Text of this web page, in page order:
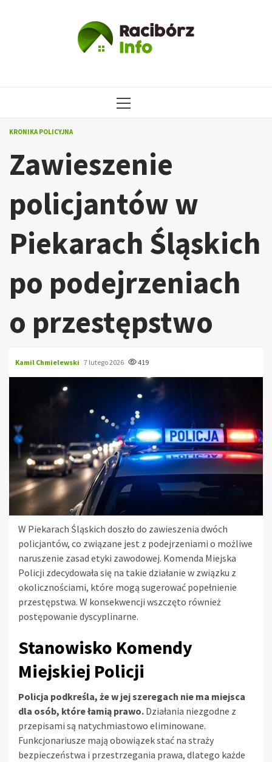
MENU
KRONIKA POLICYJNA
Zawieszenie
policjantów w
Piekarach Śląskich
po podejrzeniach
o przestępstwo
Kamil Chmielewski 7 lutego 2026 419
W Piekarach Śląskich doszło do zawieszenia dwóch
policjantów, co związane jest z podejrzeniami o możliwe
naruszenie zasad etyki zawodowej. Komenda Miejska
Policji zdecydowała się na takie działanie w związku z
okolicznościami, które mogą sugerować popełnienie
przestępstwa. W konsekwencji wszczęto również
postępowanie dyscyplinarne.
Stanowisko Komendy
Miejskiej Policji
Policja podkreśla, że w jej szeregach nie ma miejsca
dla osób, które łamią prawo. Działania niezgodne z
przepisami są natychmiastowo eliminowane.
Funkcjonariusze mają obowiązek stać na straży
bezpieczeństwa i przestrzegania prawa, dlatego każde